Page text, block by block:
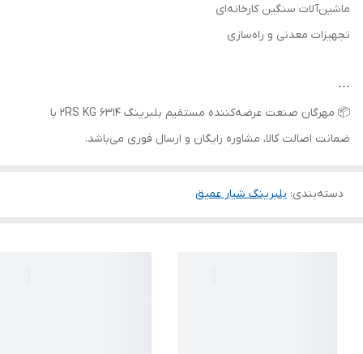
ماشین‌آلات سنگین کارخانه‌ای
تجهیزات معدنی و راه‌سازی
---
📦 مهرگان صنعت عرضه‌کننده مستقیم بلبرینگ 6314 2RS KG با
ضمانت اصالت کالا، مشاوره رایگان و ارسال فوری می‌باشد.
دسته‌بندی: بلبرینگ شیار عمیق